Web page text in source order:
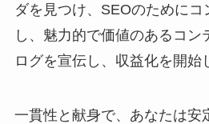
ダを見つけ、SEOのために
し、魅力的で価値のあるコン
ログを宣伝し、収益化を開始
一貫性と献身で、あなたは安